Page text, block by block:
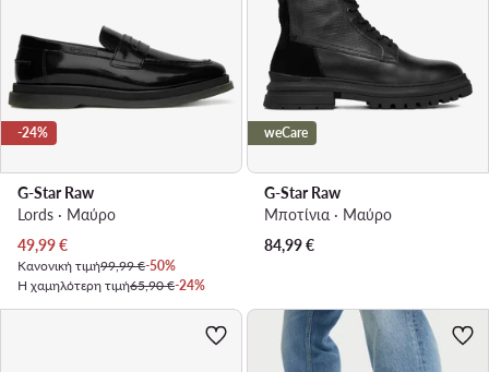
-24%
G-Star Raw
Lords · Μαύρο
Τρέχουσα τιμή
49,99€
Κανονική τιμή99,99 €-50%
Η χαμηλότερη τιμή65,90 €-24%
weCare
G-Star Raw
Μποτίνια · Μαύρο
84,99€